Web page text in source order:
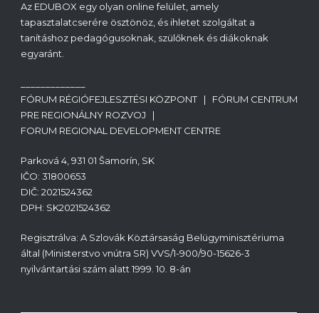
Az EDUBOX egy olyan online felület, amely
tapasztalatcserére ösztönöz, és ihletet szolgáltat a
tanításhoz pedagógusoknak, szülőknek és diákoknak
egyaránt.
FÓRUM RÉGIÓFEJLESZTÉSI KÖZPONT | FÓRUM CENTRUM
PRE REGIONÁLNY ROZVOJ |
FORUM REGIONAL DEVELOPMENT CENTRE
Parková 4, 931 01 Šamorín, SK
IČO: 31800653
DIČ: 2021524362
DPH: SK2021524362
Regisztrálva: A Szlovák Köztársaság Belügyminisztériuma
által (Ministerstvo vnútra SR) VVS/1-900/90-15626-3
nyilvántartási szám alatt 1999. 10. 8-án